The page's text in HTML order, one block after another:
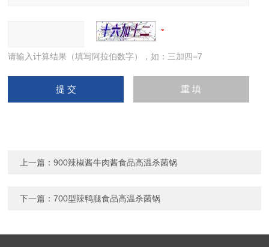
请输入计算结果（填写阿拉伯数字），如：三加四=7
上一篇：900辣椒酱牛肉酱食品高温杀菌锅
下一篇：700型辣鸭腿食品高温杀菌锅